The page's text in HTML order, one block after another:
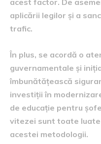
aplicării legilor și a
trafic.
În plus, se acordă o
guvernamentale și
îmbunătățească
investiții în
de educație pentru
vitezei sunt toate
acestei metodologii.